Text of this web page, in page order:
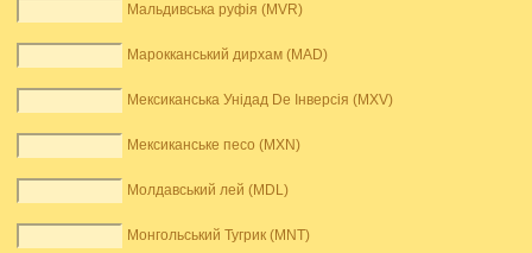
Мальдивська руфія (MVR)
Марокканський дирхам (MAD)
Мексиканська Унідад De Інверсія (MXV)
Мексиканське песо (MXN)
Молдавський лей (MDL)
Монгольський Тугрик (MNT)